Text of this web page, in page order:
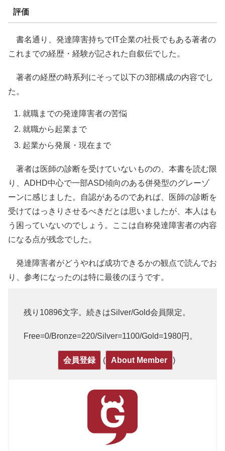
評価
書名通り、発達障害持ちでIT企業の社長でもある著者の
これまでの経歴・経験が記された自叙伝でした。
著者の経歴の時系列にそって以下の3部構成の内容でし
た。
就職までの発達障害者の苦悩
就職から起業まで
起業から発展・現在まで
著者は医師の診断を受けていないものの、本書を読む限
り、ADHD中心で一部ASD傾向のある併発型のグレーゾ
ーンに感じました。自認があるのであれば、医師の診断を
受けてはっきりさせるべきだとは思いましたが、本人はも
う困っていないのでしょう。ここは自称発達障害者の内容
になる点が残念でした。
発達障害者がどうやれば成功できるかの観点で読んでお
り、参考になったのは特に最後のほうです。
残り10896文字。続きはSilver/Gold会員限定。
Free=0/Bronze=220/Silver=1100/Gold=1980円。
会員登録 ( About Member )